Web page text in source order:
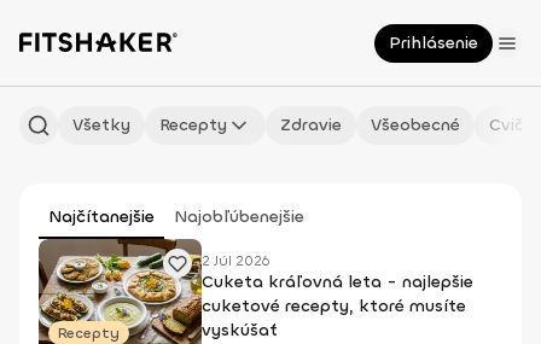
Prihlásenie
Všetky Recepty Zdravie Všeobecné
Najčítanejšie Najobľúbenejšie
Recepty
2 Júl 2026
Cuketa kráľovná leta - najlepšie
cuketové recepty, ktoré musíte
vyskúšať